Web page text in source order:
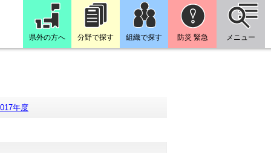
県外の方へ 分野で探す 組織で探す 防災 緊急 メニュー
年度